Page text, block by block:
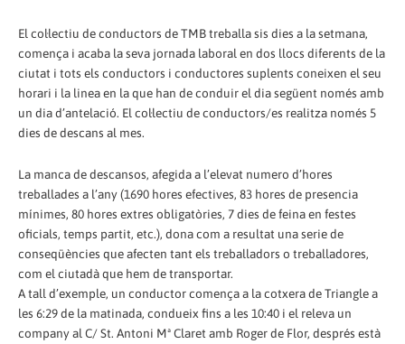
El col·lectiu de conductors de TMB treballa sis dies a la setmana,
comença i acaba la seva jornada laboral en dos llocs diferents de la
ciutat i tots els conductors i conductores suplents coneixen el seu
horari i la linea en la que han de conduir el dia següent només amb
un dia d’antelació. El col·lectiu de conductors/es realitza només 5
dies de descans al mes.
La manca de descansos, afegida a l’elevat numero d’hores
treballades a l’any (1690 hores efectives, 83 hores de presencia
mínimes, 80 hores extres obligatòries, 7 dies de feina en festes
oficials, temps partit, etc.), dona com a resultat una serie de
conseqüències que afecten tant els treballadors o treballadores,
com el ciutadà que hem de transportar.
A tall d’exemple, un conductor comença a la cotxera de Triangle a
les 6:29 de la matinada, condueix fins a les 10:40 i el releva un
company al C/ St. Antoni Mª Claret amb Roger de Flor, després està